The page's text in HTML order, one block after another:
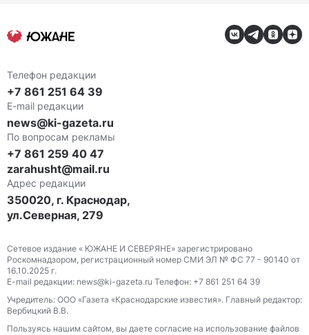
Телефон редакции
+7 861 251 64 39
E-mail редакции
news@ki-gazeta.ru
По вопросам рекламы
+7 861 259 40 47
zarahusht@mail.ru
Адрес редакции
350020, г. Краснодар,
ул.Северная, 279
Сетевое издание « ЮЖАНЕ И СЕВЕРЯНЕ» зарегистрировано
Роскомнадзором, регистрационный номер СМИ ЭЛ № ФС 77 - 90140 от
16.10.2025 г.
E-mail редакции: news@ki-gazeta.ru Телефон: +7 861 251 64 39
Учредитель: ООО «Газета «Краснодарские известия». Главный редактор:
Вербицкий В.В.
Пользуясь нашим сайтом, вы даете согласие на использование файлов